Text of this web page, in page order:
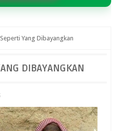
Yang Dibayangkan
DIBAYANGKAN